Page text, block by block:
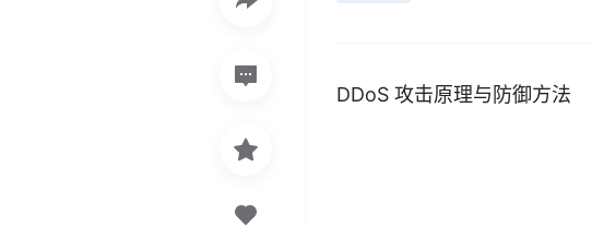
DDoS 攻击原理与防御方法